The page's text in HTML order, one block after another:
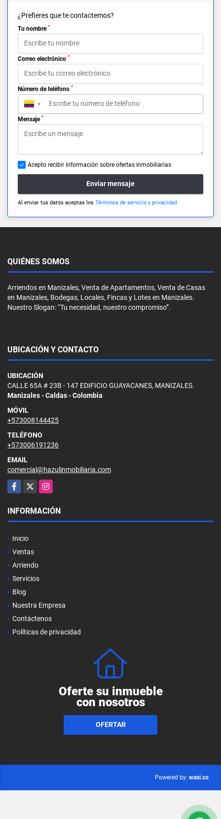
¿Prefieres que te contactemos?
Tu nombre *
Correo electrónico *
Número de teléfono *
▼
Mensaje *
Acepto recibir información sobre ofertas inmobiliarias
Enviar mensaje
Al enviar tus datos aceptas los Términos de servicio y privacidad
QUIÉNES SOMOS
Arriendos en Manizales, Venta de Apartamentos, Venta de Casas
en Manizales, Bodegas, Locales, Fincas y Lotes en Manizales.
Nuestro Slogan: “Tu necesidad, nuestro compromiso”.
UBICACIÓN Y CONTACTO
UBICACIÓN
CALLE 65A # 23B - 147 EDIFICIO GUAYACANES, MANIZALES.
Manizales - Caldas - Colombia
MÓVIL
+573008144425
TELÉFONO
+573006191236
EMAIL
comercial@hazulinmobiliaria.com
Facebook
X Instagram
INFORMACIÓN
Inicio
Ventas
Arriendo
Servicios
Blog
Nuestra Empresa
Contáctenos
Políticas de privacidad
Oferte su inmueble
con nosotros
OFERTAR
Powered by: wasi.co